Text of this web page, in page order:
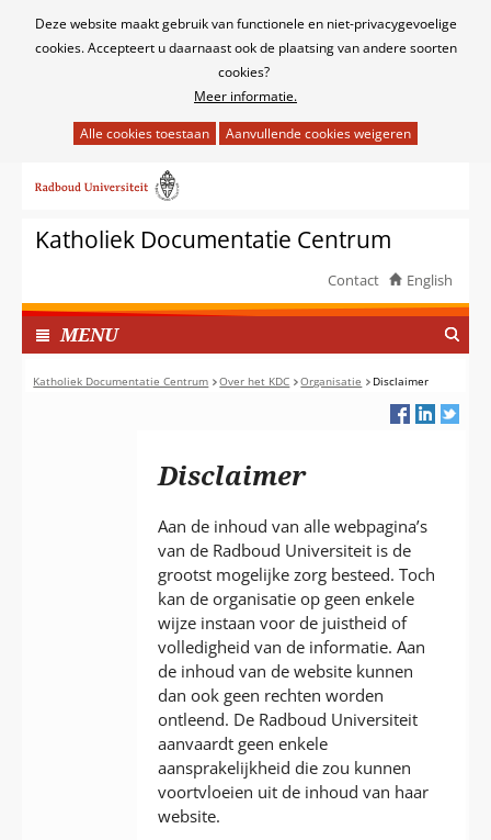
Cookies
Deze website maakt gebruik van functionele en niet-privacygevoelige
cookies. Accepteert u daarnaast ook de plaatsing van andere soorten
cookies?
Meer informatie.
het
van
cookies
deze
website
worden
toegestaan
naar
inhoudKatholiek Documentatie Centrum
Contact English
MENUI
N
G
Katholiek Documentatie Centrum Over het KDC Organisatie Disclaimer
Disclaimer
Aan de inhoud van alle webpagina’s
van de Radboud Universiteit is de
grootst mogelijke zorg besteed. Toch
kan de organisatie op geen enkele
wijze instaan voor de juistheid of
volledigheid van de informatie. Aan
de inhoud van de website kunnen
dan ook geen rechten worden
ontleend. De Radboud Universiteit
aanvaardt geen enkele
aansprakelijkheid die zou kunnen
voortvloeien uit de inhoud van haar
website.